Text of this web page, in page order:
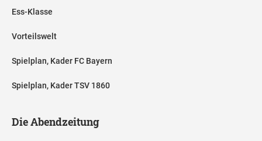
Ess-Klasse
Vorteilswelt
Spielplan, Kader FC Bayern
Spielplan, Kader TSV 1860
Die Abendzeitung